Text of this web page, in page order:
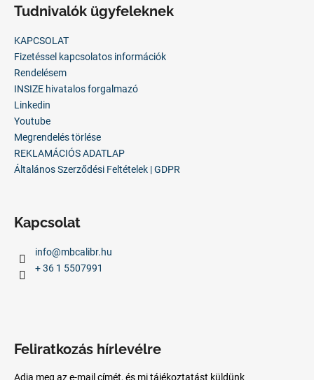
Tudnivalók ügyfeleknek
KAPCSOLAT
Fizetéssel kapcsolatos információk
Rendelésem
INSIZE hivatalos forgalmazó
Linkedin
Youtube
Megrendelés törlése
REKLAMÁCIÓS ADATLAP
Általános Szerződési Feltételek | GDPR
Kapcsolat
info@mbcalibr.hu
+ 36 1 5507991
Feliratkozás hírlevélre
Adja meg az e-mail címét, és mi tájékoztatást küldünk